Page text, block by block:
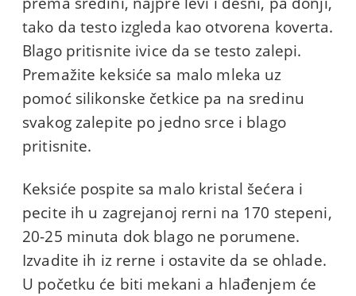
tako da testo izgleda kao otvorena koverta.
Blago pritisnite ivice da se testo zalepi.
Premažite keksiće sa malo mleka uz
pomoć silikonske četkice pa na sredinu
svakog zalepite po jedno srce i blago
pritisnite.
Keksiće pospite sa malo kristal šećera i
pecite ih u zagrejanoj rerni na 170 stepeni,
20-25 minuta dok blago ne porumene.
Izvadite ih iz rerne i ostavite da se ohlade.
U početku će biti mekani a hlađenjem će